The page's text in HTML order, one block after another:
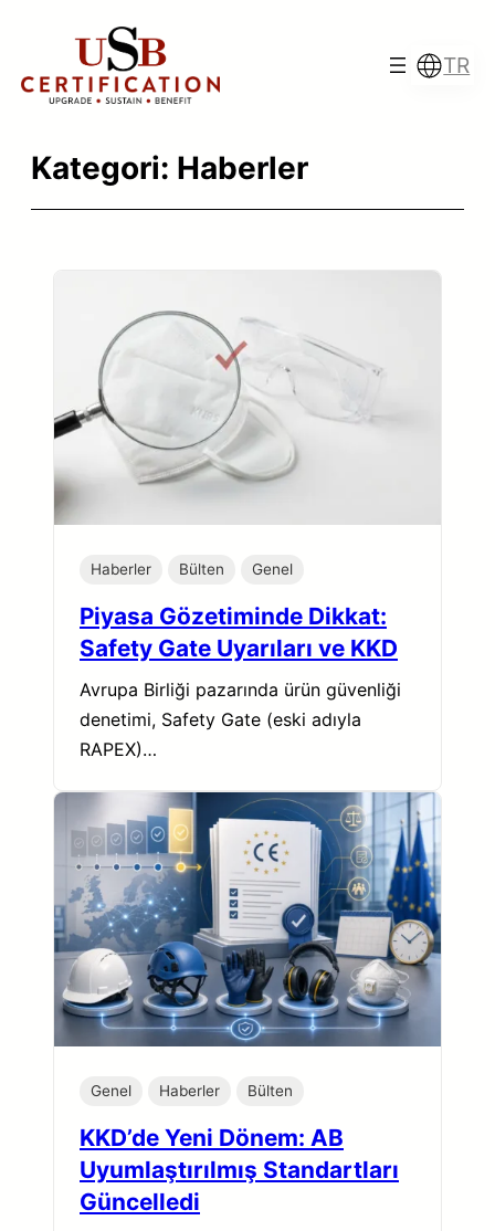
TR
Français
Kategori: Haberler
Haberler Bülten Genel
Piyasa Gözetiminde Dikkat:
Safety Gate Uyarıları ve KKD
Avrupa Birliği pazarında ürün güvenliği
denetimi, Safety Gate (eski adıyla
RAPEX)…
Genel Haberler Bülten
KKD’de Yeni Dönem: AB
Uyumlaştırılmış Standartları
Güncelledi